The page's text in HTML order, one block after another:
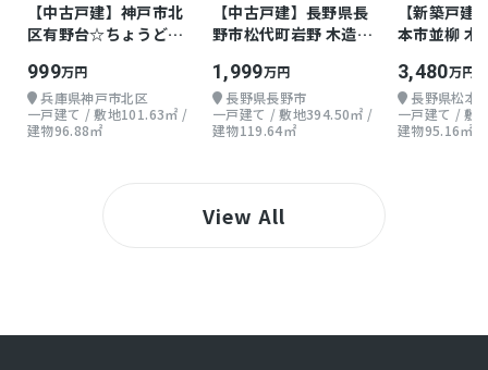
【中古戸建】神戸市北
区有野台☆ちょうどよ
999万円
兵庫県神戸市北区
一戸建て / 敷地101.63㎡ /
建物96.88㎡
【中古戸建】長野県長
野市松代町岩野 木造
1,999万円
長野県長野市
一戸建て / 敷地394.50㎡ /
建物119.64㎡
【新築戸建
本市並柳 木
3,480万円
長野県松本
一戸建て / 敷
建物95.16㎡
View All